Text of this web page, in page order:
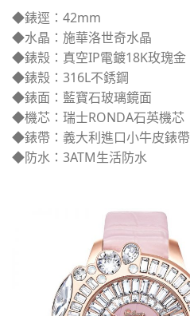
◆錶逕：42mm
◆水晶：施華洛世奇水晶
◆錶殼：真空IP電鍍18K玫瑰金
◆錶殼：316L不銹鋼
◆錶面：藍寶石玻璃鏡面
◆機芯：瑞士RONDA石英機芯
◆錶帶：義大利進口小牛皮錶帶
◆防水：3ATM生活防水